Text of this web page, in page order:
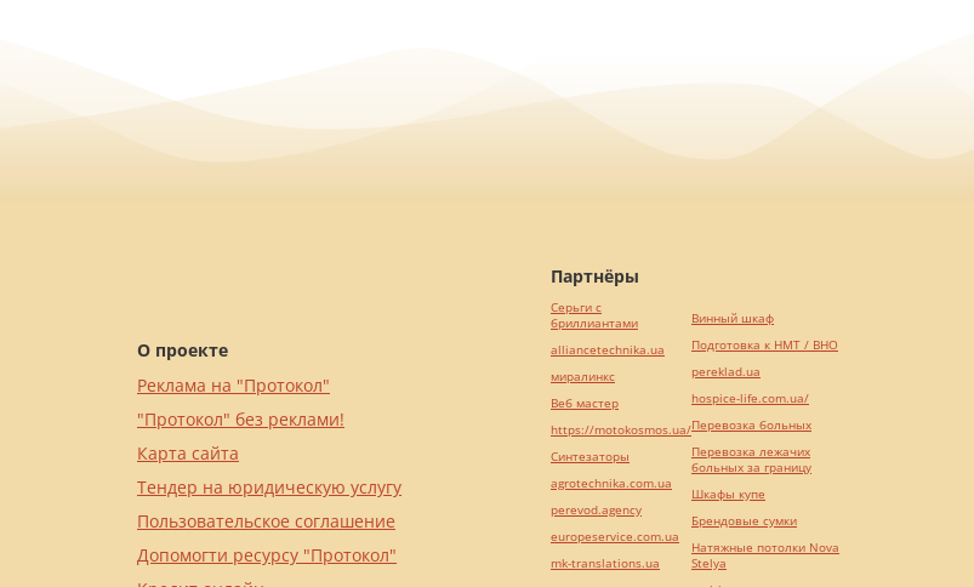
О проекте
Реклама на "Протокол"
"Протокол" без реклами!
Карта сайта
Тендер на юридическую услугу
Пользовательское соглашение
Допомогти ресурсу "Протокол"
Партнёры
Серьги с
бриллиантами
alliancetechnika.ua
миралинкс
Веб мастер
https://motokosmos.ua/
Синтезаторы
agrotechnika.com.ua
perevod.agency
europeservice.com.ua
mk-translations.ua
Винный шкаф
Подготовка к НМТ / ВНО
pereklad.ua
hospice-life.com.ua/
Перевозка больных
Перевозка лежачих
больных за границу
Шкафы купе
Брендовые сумки
Натяжные потолки Nova
Stelya